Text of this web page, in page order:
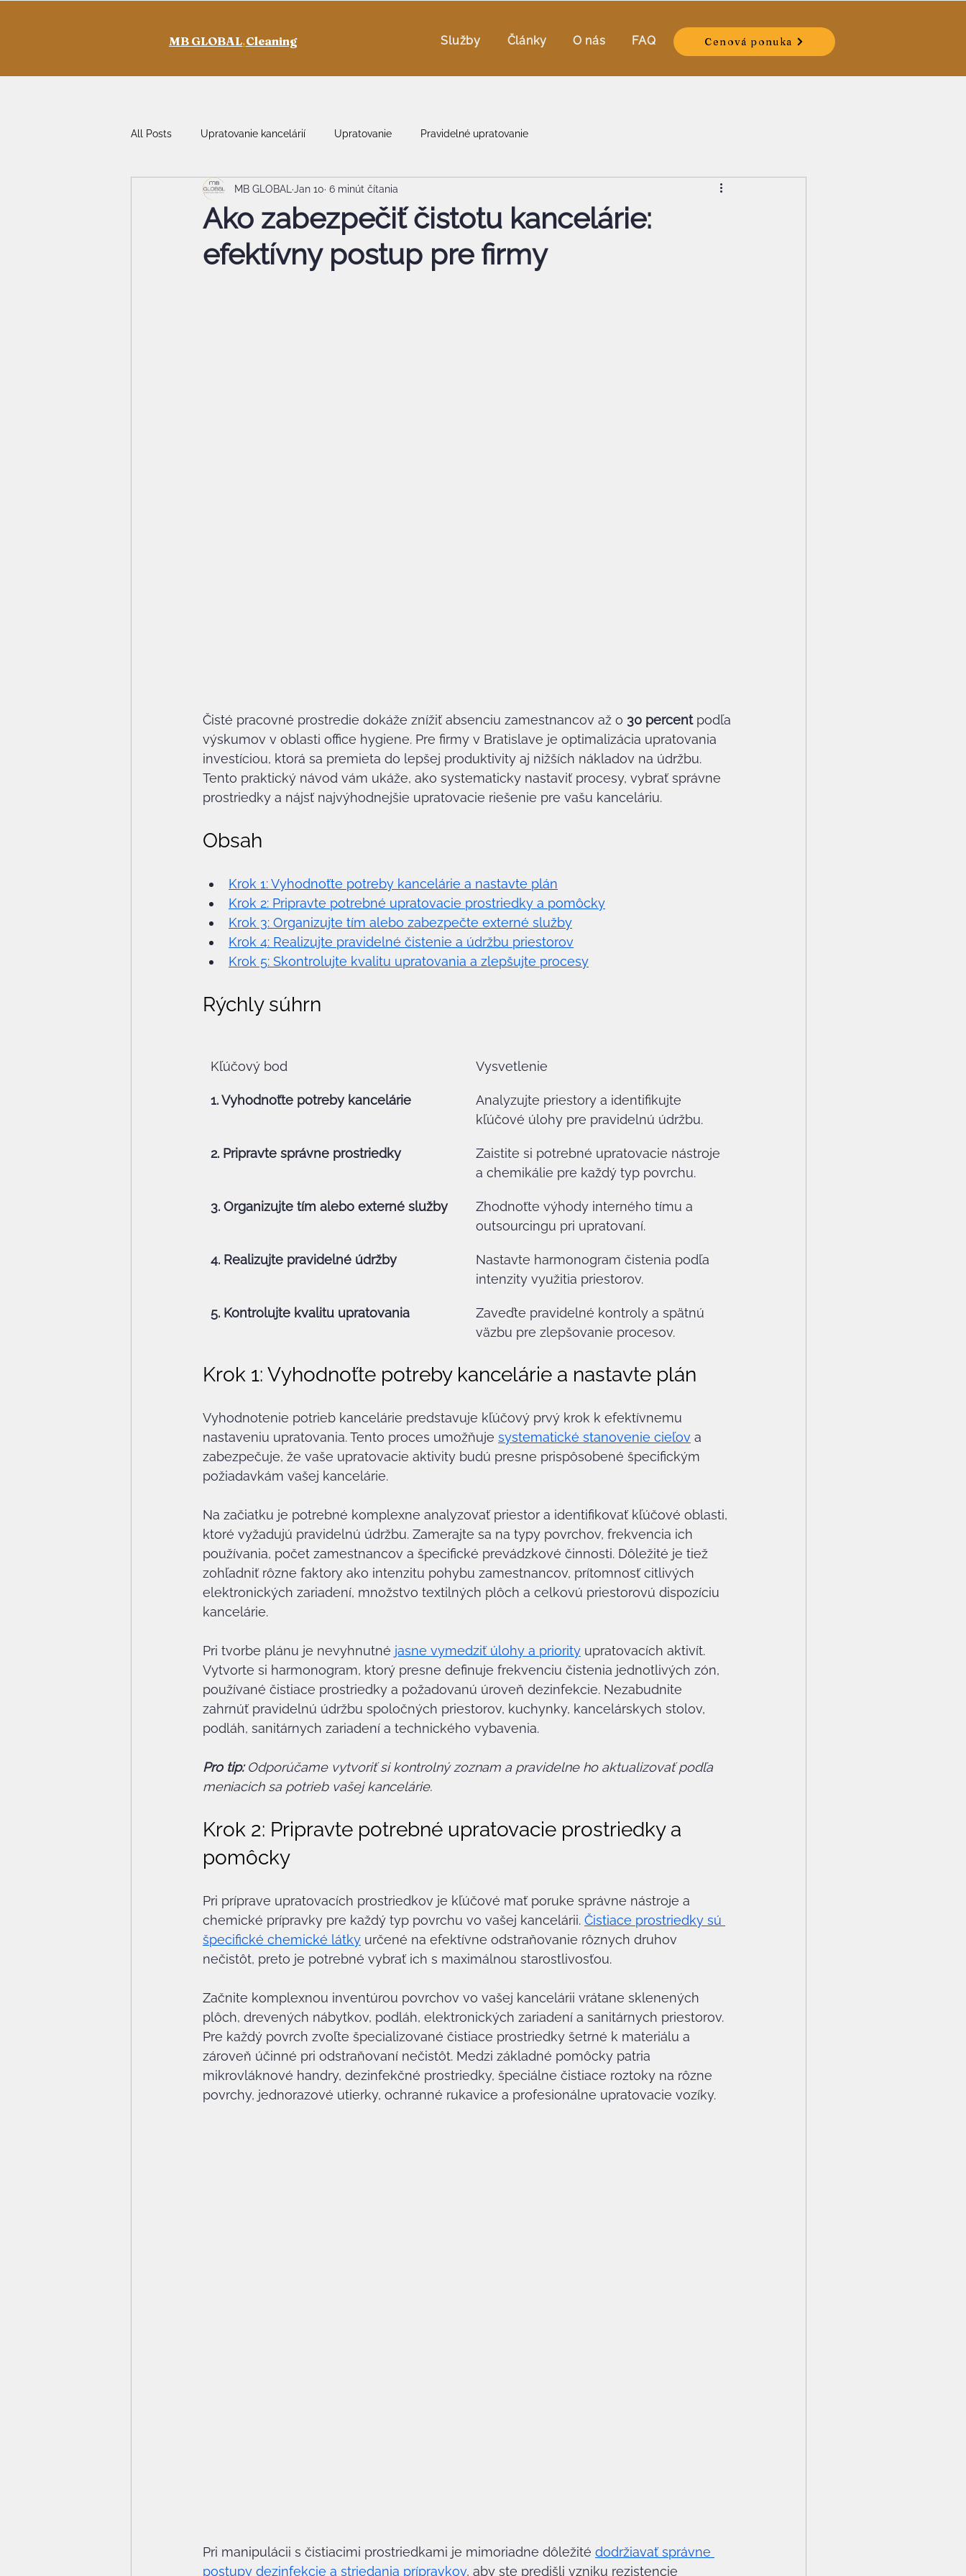
MB GLOBAL.Cleaning Služby Články O nás FAQ Cenová ponuka
All Posts Upratovanie kancelárií Upratovanie Pravidelné upratovanie
Ako zabezpečiť čistotu kancelárie:
efektívny postup pre firmy
MB GLOBAL Jan 10 6 minút čítania
Čisté pracovné prostredie dokáže znížiť absenciu zamestnancov až o 30 percent podľa
výskumov v oblasti office hygiene. Pre firmy v Bratislave je optimalizácia upratovania
investíciou, ktorá sa premieta do lepšej produktivity aj nižších nákladov na údržbu.
Tento praktický návod vám ukáže, ako systematicky nastaviť procesy, vybrať správne
prostriedky a nájsť najvýhodnejšie upratovacie riešenie pre vašu kanceláriu.
Obsah
Krok 1: Vyhodnoťte potreby kancelárie a nastavte plán
Krok 2: Pripravte potrebné upratovacie prostriedky a pomôcky
Krok 3: Organizujte tím alebo zabezpečte externé služby
Krok 4: Realizujte pravidelné čistenie a údržbu priestorov
Krok 5: Skontrolujte kvalitu upratovania a zlepšujte procesy
Rýchly súhrn
Kľúčový bod Vysvetlenie
1. Vyhodnoťte potreby kancelárie
Analyzujte priestory a identifikujte
kľúčové úlohy pre pravidelnú údržbu.
2. Pripravte správne prostriedky
Zaistite si potrebné upratovacie nástroje
a chemikálie pre každý typ povrchu.
3. Organizujte tím alebo externé služby
Zhodnoťte výhody interného tímu a
outsourcingu pri upratovaní.
4. Realizujte pravidelné údržby
Nastavte harmonogram čistenia podľa
intenzity využitia priestorov.
5. Kontrolujte kvalitu upratovania
Zaveďte pravidelné kontroly a spätnú
väzbu pre zlepšovanie procesov.
Krok 1: Vyhodnoťte potreby kancelárie a nastavte plán
Vyhodnotenie potrieb kancelárie predstavuje kľúčový prvý krok k efektívnemu
nastaveniu upratovania. Tento proces umožňuje systematické stanovenie cieľov a
zabezpečuje, že vaše upratovacie aktivity budú presne prispôsobené špecifickým
požiadavkám vašej kancelárie.
Na začiatku je potrebné komplexne analyzovať priestor a identifikovať kľúčové oblasti,
ktoré vyžadujú pravidelnú údržbu. Zamerajte sa na typy povrchov, frekvencia ich
používania, počet zamestnancov a špecifické prevádzkové činnosti. Dôležité je tiež
zohľadniť rôzne faktory ako intenzitu pohybu zamestnancov, prítomnosť citlivých
elektronických zariadení, množstvo textilných plôch a celkovú priestorovú dispozíciu
kancelárie.
Pri tvorbe plánu je nevyhnutné jasne vymedziť úlohy a priority upratovacích aktivít.
Vytvorte si harmonogram, ktorý presne definuje frekvenciu čistenia jednotlivých zón,
používané čistiace prostriedky a požadovanú úroveň dezinfekcie. Nezabudnite
zahrnúť pravidelnú údržbu spoločných priestorov, kuchynky, kancelárskych stolov,
podláh, sanitárnych zariadení a technického vybavenia.
Pro tip: Odporúčame vytvoriť si kontrolný zoznam a pravidelne ho aktualizovať podľa
meniacich sa potrieb vašej kancelárie.
Krok 2: Pripravte potrebné upratovacie prostriedky a
pomôcky
Pri príprave upratovacích prostriedkov je kľúčové mať poruke správne nástroje a
chemické prípravky pre každý typ povrchu vo vašej kancelárii. Čistiace prostriedky sú
špecifické chemické látky určené na efektívne odstraňovanie rôznych druhov
nečistôt, preto je potrebné vybrať ich s maximálnou starostlivosťou.
Začnite komplexnou inventúrou povrchov vo vašej kancelárii vrátane sklenených
plôch, drevených nábytkov, podláh, elektronických zariadení a sanitárnych priestorov.
Pre každý povrch zvoľte špecializované čistiace prostriedky šetrné k materiálu a
zároveň účinné pri odstraňovaní nečistôt. Medzi základné pomôcky patria
mikrovláknové handry, dezinfekčné prostriedky, špeciálne čistiace roztoky na rôzne
povrchy, jednorazové utierky, ochranné rukavice a profesionálne upratovacie vozíky.
Pri manipulácii s čistiacimi prostriedkami je mimoriadne dôležité dodržiavať správne
postupy dezinfekcie a striedania prípravkov, aby ste predišli vzniku rezistencie